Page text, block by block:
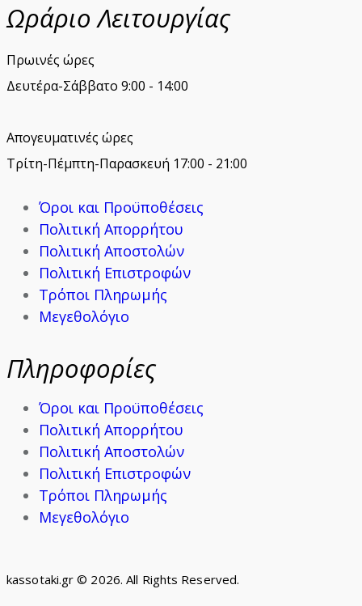
Ωράριο Λειτουργίας
Πρωινές ώρες
Δευτέρα-Σάββατο 9:00 - 14:00
Απογευματινές ώρες
Τρίτη-Πέμπτη-Παρασκευή 17:00 - 21:00
Όροι και Προϋποθέσεις
Πολιτική Απορρήτου
Πολιτική Αποστολών
Πολιτική Επιστροφών
Τρόποι Πληρωμής
Μεγεθολόγιο
Πληροφορίες
Όροι και Προϋποθέσεις
Πολιτική Απορρήτου
Πολιτική Αποστολών
Πολιτική Επιστροφών
Τρόποι Πληρωμής
Μεγεθολόγιο
kassotaki.gr © 2026. All Rights Reserved.